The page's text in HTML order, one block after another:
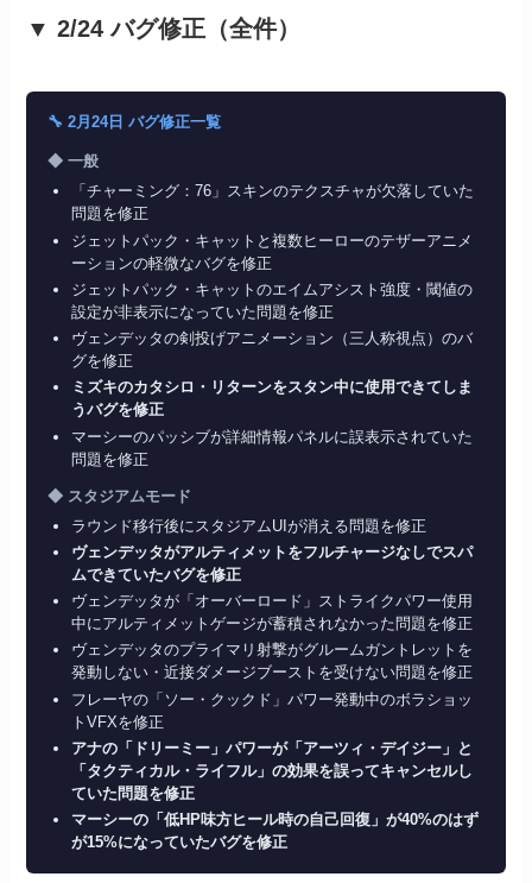
▼ 2/24 バグ修正（全件）
🔧 2月24日 バグ修正一覧
◆ 一般
「チャーミング：76」スキンのテクスチャが欠落していた
問題を修正
ジェットパック・キャットと複数ヒーローのテザーアニメ
ーションの軽微なバグを修正
ジェットパック・キャットのエイムアシスト強度・閾値の
設定が非表示になっていた問題を修正
ヴェンデッタの剣投げアニメーション（三人称視点）のバ
グを修正
ミズキのカタシロ・リターンをスタン中に使用できてしま
うバグを修正
マーシーのパッシブが詳細情報パネルに誤表示されていた
問題を修正
◆ スタジアムモード
ラウンド移行後にスタジアムUIが消える問題を修正
ヴェンデッタがアルティメットをフルチャージなしでスパ
ムできていたバグを修正
ヴェンデッタが「オーバーロード」ストライクパワー使用
中にアルティメットゲージが蓄積されなかった問題を修正
ヴェンデッタのプライマリ射撃がグルームガントレットを
発動しない・近接ダメージブーストを受けない問題を修正
フレーヤの「ソー・クックド」パワー発動中のボラショッ
トVFXを修正
アナの「ドリーミー」パワーが「アーツィ・デイジー」と
「タクティカル・ライフル」の効果を誤ってキャンセルし
ていた問題を修正
マーシーの「低HP味方ヒール時の自己回復」が40%のはず
が15%になっていたバグを修正